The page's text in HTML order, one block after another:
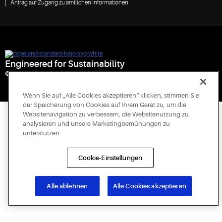
Antrag auf Zugang zu amtlichen Informationen
Engineered for Sustainability
© 2026 Copeland LP. All rights reserved.
Wenn Sie auf „Alle Cookies akzeptieren“ klicken, stimmen Sie
der Speicherung von Cookies auf Ihrem Gerät zu, um die
Websitenavigation zu verbessern, die Websitenutzung zu
analysieren und unsere Marketingbemühungen zu
unterstützen.
Cookie-Einstellungen
Alle ablehnen Alle Cookies akzeptieren